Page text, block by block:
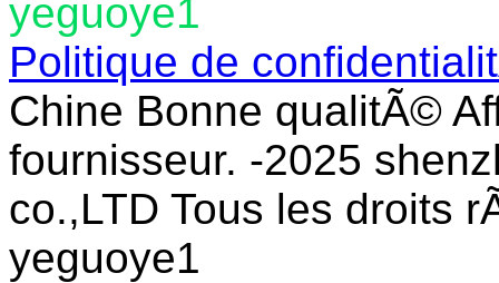
yeguoye1
Politique de
Chine Bonne qualitÃ©
fournisseur. -2025
co.,LTD Tous les droits
yeguoye1